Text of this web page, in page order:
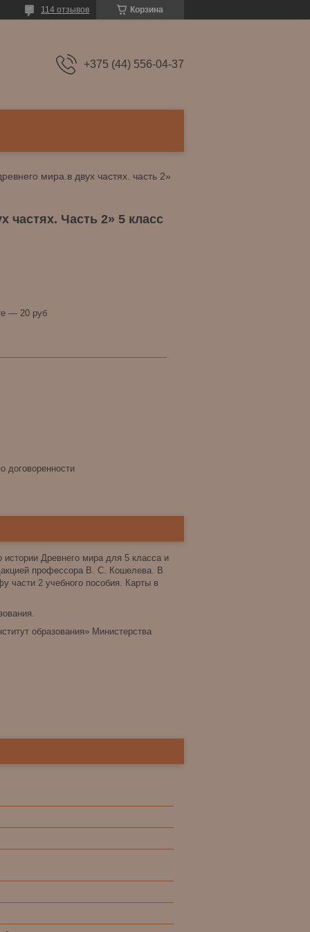
Корзина
114 отзывов
+375 (44) 556-04-37
частях. Часть 2» 5 класс
— 20 руб
договоренности
истории Древнего мира для 5 класса и
профессора В. С. Кошелева. В
части 2 учебного пособия. Карты в
образования» Министерства